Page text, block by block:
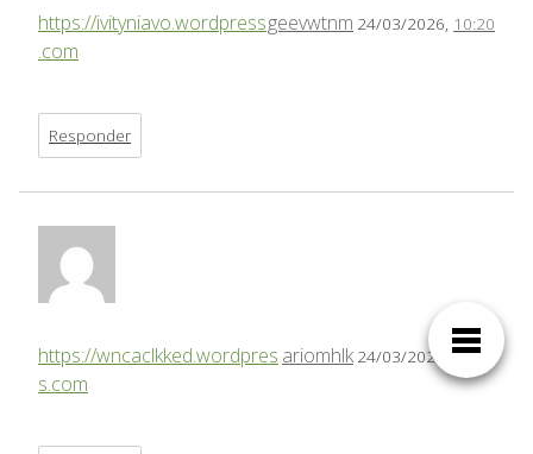
geevwtnm 24/03/2026, 10:20
https://ivityniavo.wordpress
.com
Responder
ariomhlk 24/03/2026,12:22
https://wncaclkked.wordpres
s.com